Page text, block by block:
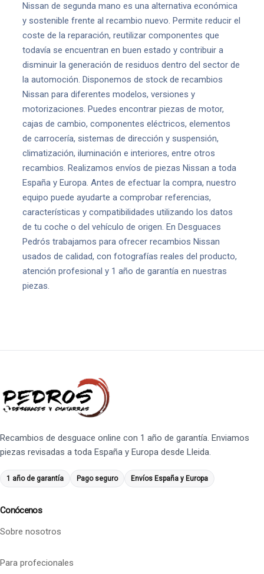
Nissan de segunda mano es una alternativa económica
y sostenible frente al recambio nuevo. Permite reducir el
coste de la reparación, reutilizar componentes que
todavía se encuentran en buen estado y contribuir a
disminuir la generación de residuos dentro del sector de
la automoción. Disponemos de stock de recambios
Nissan para diferentes modelos, versiones y
motorizaciones. Puedes encontrar piezas de motor,
cajas de cambio, componentes eléctricos, elementos
de carrocería, sistemas de dirección y suspensión,
climatización, iluminación e interiores, entre otros
recambios. Realizamos envíos de piezas Nissan a toda
España y Europa. Antes de efectuar la compra, nuestro
equipo puede ayudarte a comprobar referencias,
características y compatibilidades utilizando los datos
de tu coche o del vehículo de origen. En Desguaces
Pedrós trabajamos para ofrecer recambios Nissan
usados de calidad, con fotografías reales del producto,
atención profesional y 1 año de garantía en nuestras
piezas.
Recambios de desguace online con 1 año de garantía. Enviamos
piezas revisadas a toda España y Europa desde Lleida.
1 año de garantía Pago seguro Envíos España y Europa
Conócenos
Sobre nosotros
Para profecionales